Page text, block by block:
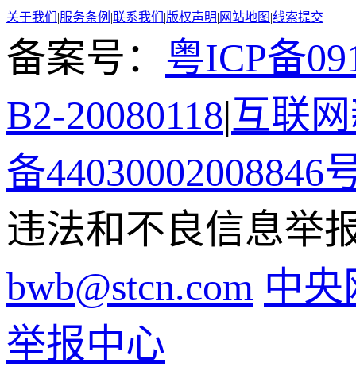
关于我们 |服务条例 |联系我们 |版权声明| 网站地图 |线索提交
备案号： 粤ICP备
B2-20080118|互联
备44030002008846
违法和不良信息举
bwb@stcn.com 中
举报中心